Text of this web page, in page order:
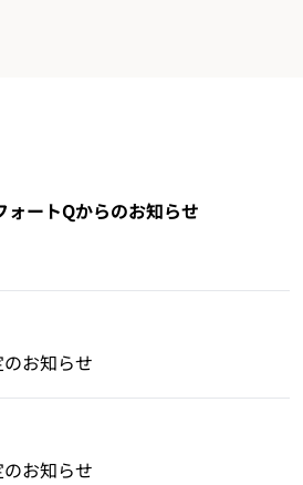
ォートQからのお知らせ
お知らせ
お知らせ